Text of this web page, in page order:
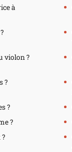
à
violon ?
?
?
?